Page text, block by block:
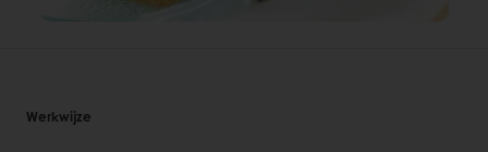
Werkwijze